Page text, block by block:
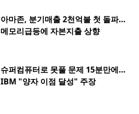
아마존, 분기매출 2천억불 첫 돌파…
메모리급등에 자본지출 상향
슈퍼컴퓨터로 못풀 문제 15분만에…
IBM "양자 이점 달성" 주장